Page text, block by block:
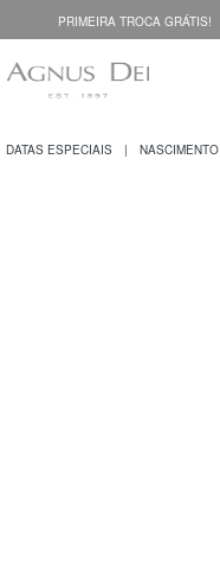
PRIMEIRA TROCA GRÁTIS!
DATAS ESPECIAIS NASCIMENTO